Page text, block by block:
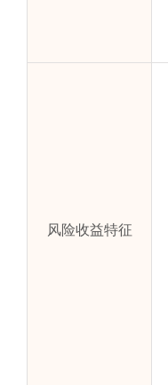
风险收益特征